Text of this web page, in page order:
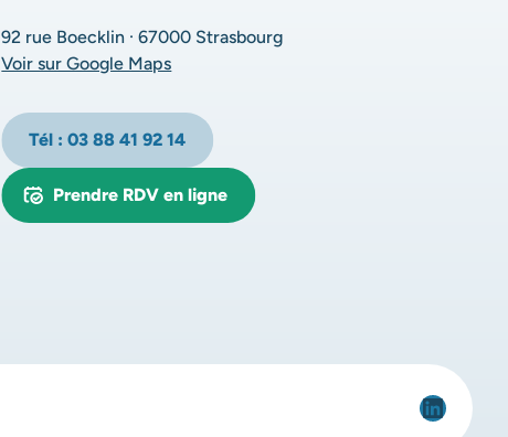
92 rue Boecklin · 67000 Strasbourg
Voir sur Google Maps
Tél : 03 88 41 92 14
Prendre RDV en ligne